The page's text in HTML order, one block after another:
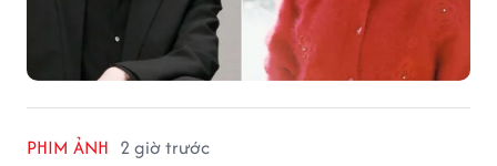
PHIM ẢNH 2 giờ trước